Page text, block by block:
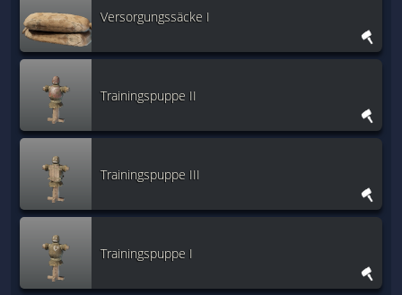
Versorgungssäcke I
Trainingspuppe II
Trainingspuppe III
Trainingspuppe I